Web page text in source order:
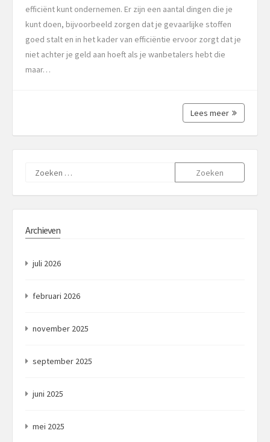
efficiënt kunt ondernemen. Er zijn een aantal dingen die je
kunt doen, bijvoorbeeld zorgen dat je gevaarlijke stoffen
goed stalt en in het kader van efficiëntie ervoor zorgt dat je
niet achter je geld aan hoeft als je wanbetalers hebt die
maar…
Lees meer
Zoeken
naar:
Archieven
juli 2026
februari 2026
november 2025
september 2025
juni 2025
mei 2025